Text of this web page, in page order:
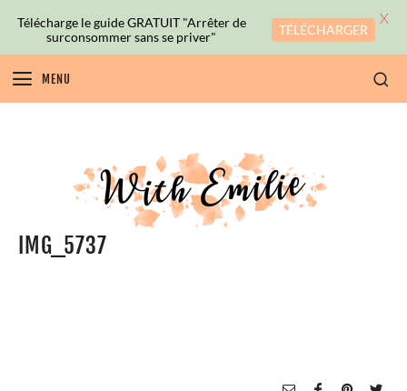
MENU
IMG_5737
Télécharge le guide GRATUIT "Arrêter de
surconsommer sans se priver"
TÉLÉCHARGER
X